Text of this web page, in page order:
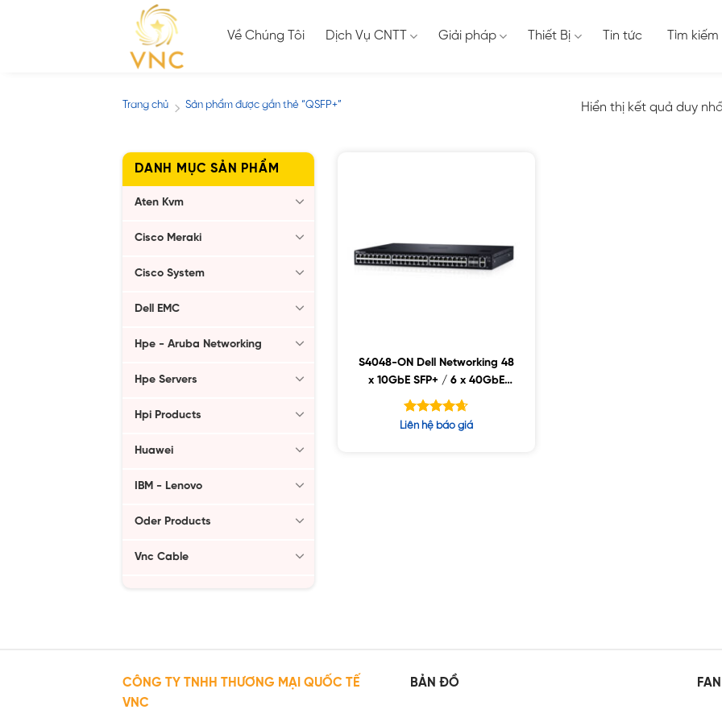
Về Chúng Tôi Dịch Vụ CNTT Giải pháp Thiết Bị Tin tức Tìm kiếm
Trang chủ / Sản phẩm được gắn thẻ “QSFP+” Hiển thị kết quả duy
DANH MỤC SẢN PHẨM
Aten Kvm
Cisco Meraki
Cisco System
Dell EMC
Hpe - Aruba Networking
Hpe Servers
Hpi Products
Huawei
IBM - Lenovo
Oder Products
Vnc Cable
S4048-ON Dell Networking 48
x 10GbE SFP+ / 6 x 40GbE
QSFP+
Được xếp
Liên hệ báo giá
CÔNG TY TNHH THƯƠNG MẠI QUỐC TẾ
VNC
BẢN ĐỒ